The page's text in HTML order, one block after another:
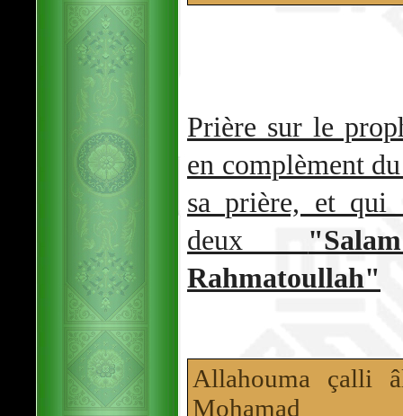
Prière sur le
en complèment
sa prière, et qui
deux
Rahmatoullah"
Allahouma çalli
Mohamad